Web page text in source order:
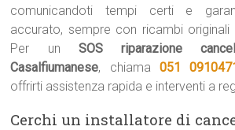
comunicandoti tempi certi e
accurato, sempre con ricambi
Per un SOS riparazione
Casalfiumanese, chiama051
offrirti assistenza rapida e interventi a
Cerchi un installatore di